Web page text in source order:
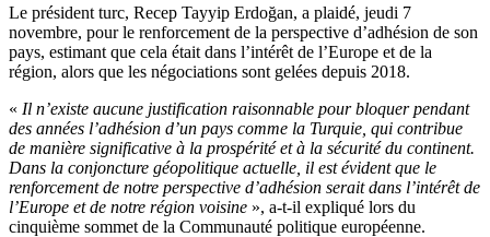
Le président turc, Recep Tayyip Erdoğan, a plaidé, jeudi 7
novembre, pour le renforcement de la perspective d’adhésion de son
pays, estimant que cela était dans l’intérêt de l’Europe et de la
région, alors que les négociations sont gelées depuis 2018.
« Il n’existe aucune justification raisonnable pour bloquer pendant
des années l’adhésion d’un pays comme la Turquie, qui contribue
de manière significative à la prospérité et à la sécurité du continent.
Dans la conjoncture géopolitique actuelle, il est évident que le
renforcement de notre perspective d’adhésion serait dans l’intérêt de
l’Europe et de notre région voisine », a-t-il expliqué lors du
cinquième sommet de la Communauté politique européenne.